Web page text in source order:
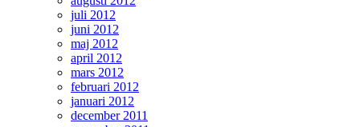
juli 2012
juni 2012
maj 2012
april 2012
mars 2012
februari 2012
januari 2012
december 2011